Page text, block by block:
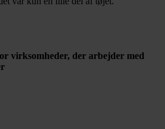
virksomheder, der arbejder med